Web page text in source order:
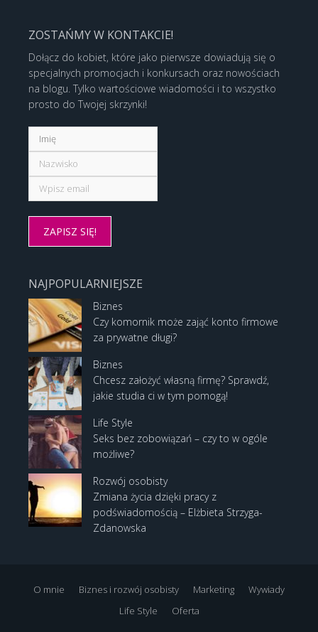
ZOSTAŃMY W KONTAKCIE!
Dołącz do kobiet, które jako pierwsze dowiadują się o
specjalnych promocjach i konkursach oraz nowościach
na blogu. Tylko wartościowe wiadomości i to wszystko
prosto do Twojej skrzynki!
NAJPOPULARNIEJSZE
Biznes
Czy komornik może zająć konto firmowe
za prywatne długi?
Biznes
Chcesz założyć własną firmę? Sprawdź,
jakie studia ci w tym pomogą!
Life Style
Seks bez zobowiązań – czy to w ogóle
możliwe?
Rozwój osobisty
Zmiana życia dzięki pracy z
podświadomością – Elżbieta Strzyga-
Zdanowska
O mnie Biznes i rozwój osobisty Marketing
Wywiady
Life Style
Oferta